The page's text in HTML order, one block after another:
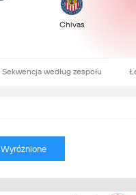
Chivas
Sekwencja według zespołu
Wyróżnione